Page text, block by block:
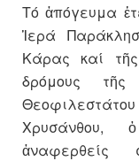
Τό ἀπόγευμα
Ἱερά
Κάρας καί
δρόμους τῆς
Χρυσάνθου,
ἀναφερθείς